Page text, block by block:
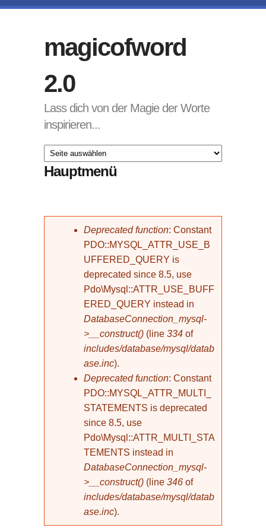
magicofword
2.0
Lass dich von der Magie der Worte
inspirieren...
Hauptmenü
Fehlermeldung
Deprecated function: Constant
PDO::MYSQL_ATTR_USE_B
UFFERED_QUERY is
deprecated since 8.5, use
Pdo\Mysql::ATTR_USE_BUFF
ERED_QUERY instead in
DatabaseConnection_mysql-
>__construct() (line 334 of
includes/database/mysql/datab
ase.inc).
Deprecated function: Constant
PDO::MYSQL_ATTR_MULTI_
STATEMENTS is deprecated
since 8.5, use
Pdo\Mysql::ATTR_MULTI_STA
TEMENTS instead in
DatabaseConnection_mysql-
>__construct() (line 346 of
includes/database/mysql/datab
ase.inc).